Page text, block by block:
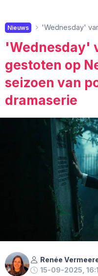
Nieuws 'Wednesday'
'Wednesday'
gestoten op
seizoen van
dramaserie
Renée
15-09-2025,